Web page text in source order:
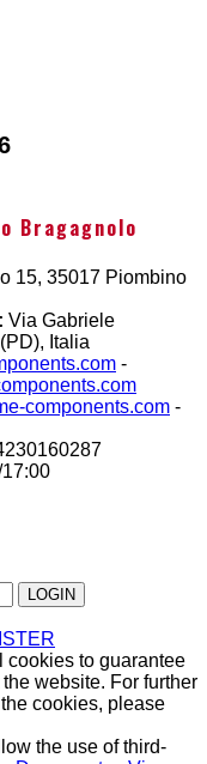
Bragagnolo
15, 35017 Piombino
Via Gabriele
Italia
-
components.com -
cookies to guarantee
website. For further
cookies, please
the use of third-